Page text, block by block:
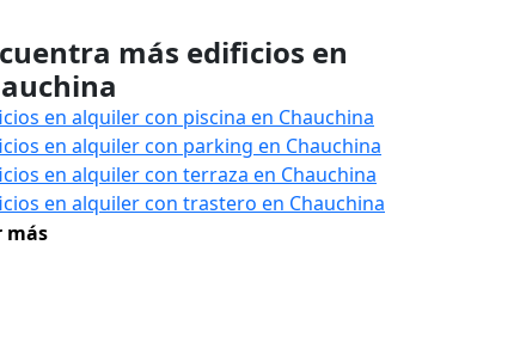
más edificios en
en alquiler con piscina en Chauchina
en alquiler con parking en Chauchina
en alquiler con terraza en Chauchina
en alquiler con trastero en Chauchina
más